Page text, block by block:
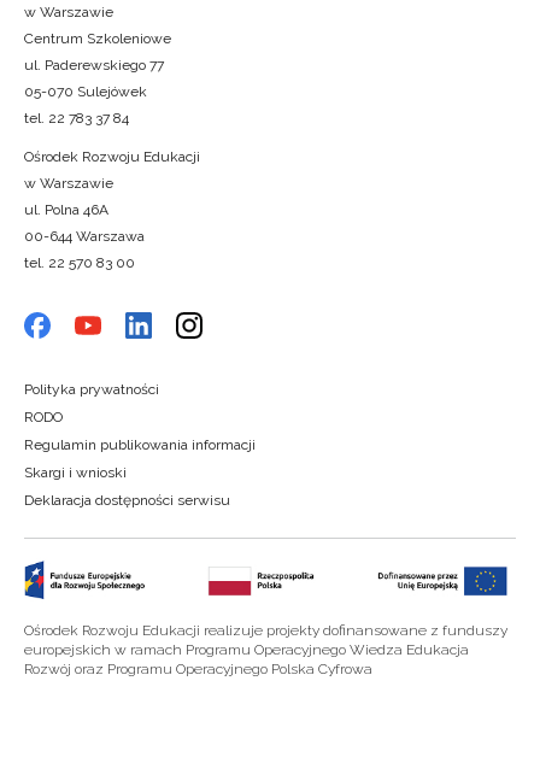
w Warszawie
Centrum Szkoleniowe
ul. Paderewskiego 77
05-070 Sulejówek
tel. 22 783 37 84
Ośrodek Rozwoju Edukacji
w Warszawie
ul. Polna 46A
00-644 Warszawa
tel. 22 570 83 00
Polityka prywatności
RODO
Regulamin publikowania informacji
Skargi i wnioski
Deklaracja dostępności serwisu
Ośrodek Rozwoju Edukacji realizuje projekty dofinansowane z funduszy
europejskich w ramach Programu Operacyjnego Wiedza Edukacja
Rozwój oraz Programu Operacyjnego Polska Cyfrowa